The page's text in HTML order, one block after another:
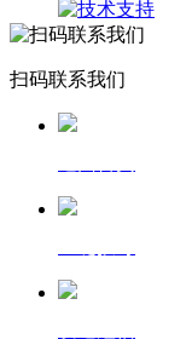
扫码联系我们